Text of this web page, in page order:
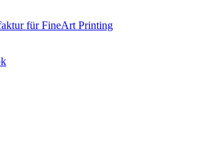
für FineArt Printing